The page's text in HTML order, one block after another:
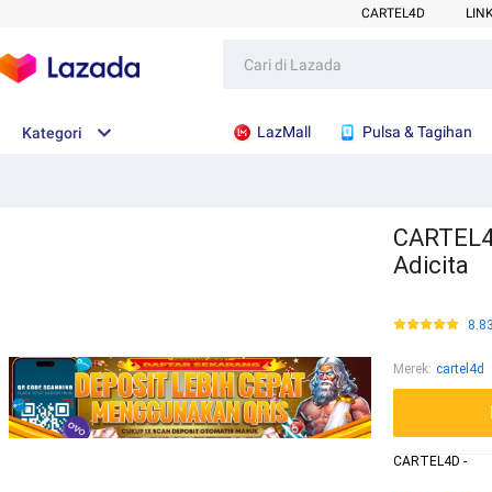
CARTEL4D
Kategori LazMall Pulsa & Tagihan
Adicita
Merek: cartel4d
CARTEL4D -